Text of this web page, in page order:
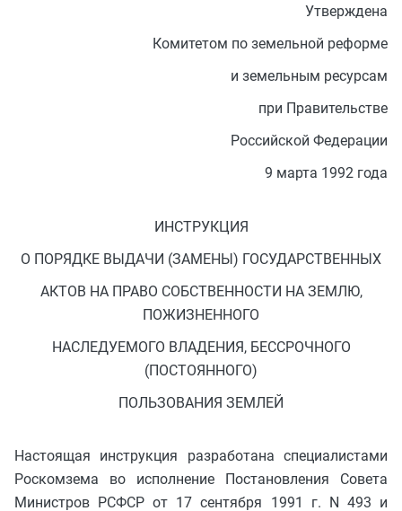
Утверждена
Комитетом по земельной реформе
и земельным ресурсам
при Правительстве
Российской Федерации
9 марта 1992 года
ИНСТРУКЦИЯ
О ПОРЯДКЕ ВЫДАЧИ (ЗАМЕНЫ) ГОСУДАРСТВЕННЫХ
АКТОВ НА ПРАВО СОБСТВЕННОСТИ НА ЗЕМЛЮ,
ПОЖИЗНЕННОГО
НАСЛЕДУЕМОГО ВЛАДЕНИЯ, БЕССРОЧНОГО
(ПОСТОЯННОГО)
ПОЛЬЗОВАНИЯ ЗЕМЛЕЙ
Настоящая инструкция разработана специалистами
Роскомзема во исполнение Постановления Совета
Министров РСФСР от 17 сентября 1991 г. N 493 и